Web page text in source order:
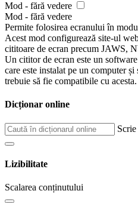
Mod - fără vedere
Mod - fără vedere
Permite folosirea ecranului în
Acest mod configurează site-ul
cititoare de ecran precum JAWS,
Un cititor de ecran este un
care este instalat pe un computer
trebuie să fie compatibile cu acesta.
Dicționar online
Lizibilitate
Scalarea conținutului